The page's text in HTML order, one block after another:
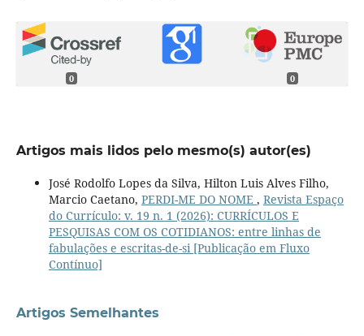
0 0
Artigos mais lidos pelo mesmo(s) autor(es)
José Rodolfo Lopes da Silva, Hilton Luis Alves Filho,
Marcio Caetano, PERDI-ME DO NOME , Revista Espaço
do Currículo: v. 19 n. 1 (2026): CURRÍCULOS E
PESQUISAS COM OS COTIDIANOS: entre linhas de
fabulações e escritas-de-si [Publicação em Fluxo
Contínuo]
Artigos Semelhantes